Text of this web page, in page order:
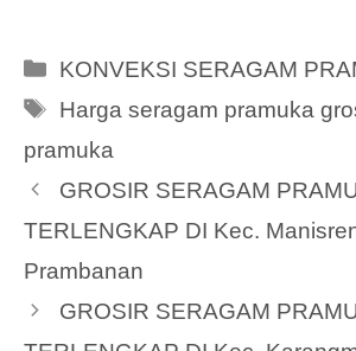
Categories
KONVEKSI SERAGAM
Tags
Harga seragam pramuka
pramuka
GROSIR SERAGAM
TERLENGKAP DI Kec.
Prambanan
GROSIR SERAGAM